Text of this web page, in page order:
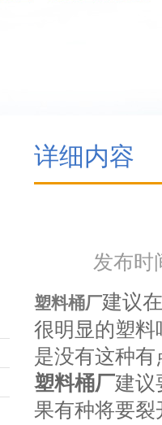
详细内容
发布时
塑料桶厂建议
很明显的塑
是没有这种
塑料桶厂建议
果有种将要